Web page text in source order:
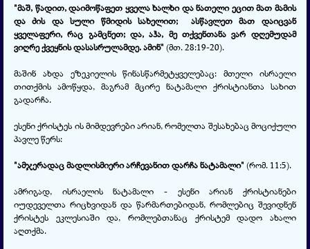
"მაშ, წადით, დაიმოწაფეთ ყველა ხალხი და ნათელი ეცით მათ მამის
და ძის და სული წმიდის სახელით; ასწავლეთ მათ დაიცვან
ყველაფერი, რაც გამცნეთ; და, აჰა, მე თქვენთანა ვარ დღემუდამ
ვიღრე ქვეყნის დასასრულამდე. ამინ" (მთ. 28:19-20).
მაშინ ახდა ეზეკიელის წინასწარმეტყველებაც: მთელი ისრაელი
თითქმის ამოწყდა, მაგრამ მცირე ნატამალი ქრისტიანთა სახით
გადარჩა.
ესენი ქრისტეს ის მიმდევრები არიან, რომელთა შესახებაც მოციქული
პავლე წერს:
"ამჯერადაც მადლისმიერი არჩევანით დარჩა ნატამალი" (რომ. 11:5).
ამრიგად, ისრაელის ნატამალი - ესენი არიან ქრისტიანები
იუდეველთა რიცხვიდან და წარმართებიდან, რომლებიც შევიდნენ
ქრისტეს ეკლესიაში და, რომლებთანაც ქრისტემ დადო ახალი
აღთქმა.